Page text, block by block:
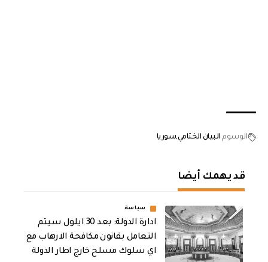
الوسوم البيان الختاميسوريا
قد يهمك أيضا
سياسة
ادارة الدولة: بعد 30 ايلول سيتم
التعامل بقانون مكافحة الارهاب مع
اي سلوك مسلح خارج اطار الدولة